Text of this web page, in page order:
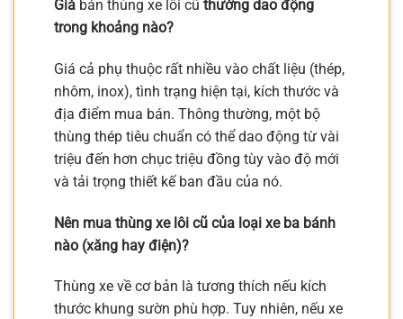
Giá bán thùng xe lôi cũ thường dao động
trong khoảng nào?
Giá cả phụ thuộc rất nhiều vào chất liệu (thép,
nhôm, inox), tình trạng hiện tại, kích thước và
địa điểm mua bán. Thông thường, một bộ
thùng thép tiêu chuẩn có thể dao động từ vài
triệu đến hơn chục triệu đồng tùy vào độ mới
và tải trọng thiết kế ban đầu của nó.
Nên mua thùng xe lôi cũ của loại xe ba bánh
nào (xăng hay điện)?
Thùng xe về cơ bản là tương thích nếu kích
thước khung sườn phù hợp. Tuy nhiên, nếu xe